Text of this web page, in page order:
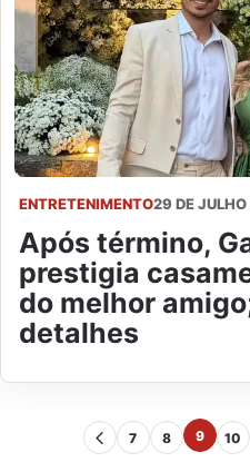
ENTRETENIMENTO29 DE
Após término,
prestigia
do melhor
detalhes
7 8 9 10